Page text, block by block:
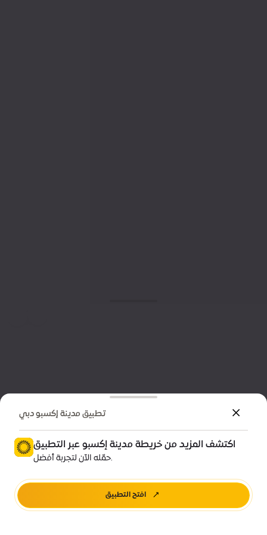
تطبيق مدينة إكسبو دبي
اكتشف المزيد من خريطة مدينة إكسبو عبر التطبيق
حمّله الآن لتجربة أفضل.
افتح التطبيق